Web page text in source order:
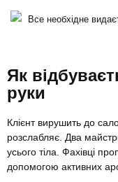
Все необхідне
Як
руки
Клієнт вирушить до
розслабляє. Два
усього тіла. Фахівці
допомогою активних